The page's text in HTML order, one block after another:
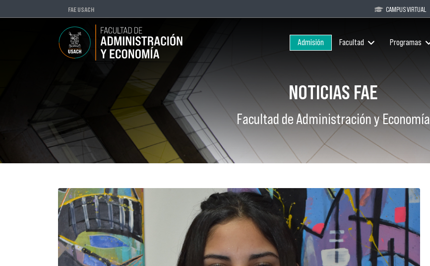
FAE USACH CAMPUS VIRTUAL
Admisión Facultad Programas
NOTICIAS FAE
Facultad de Administración y Economía